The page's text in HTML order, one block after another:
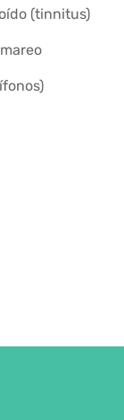
(tinnitus)